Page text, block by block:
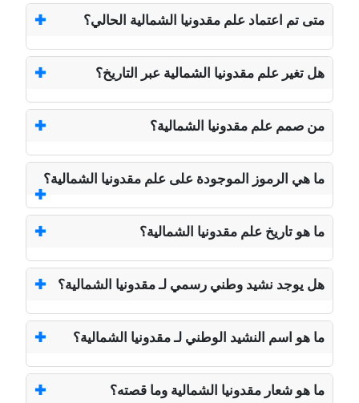
متى تم اعتماد علم مقدونيا الشمالية الحالي؟
هل تغير علم مقدونيا الشمالية عبر التاريخ؟
من صمم علم مقدونيا الشمالية؟
ما هي الرموز الموجودة على علم مقدونيا الشمالية؟
ما هو تاريخ علم مقدونيا الشمالية؟
هل يوجد نشيد وطني رسمي لـ مقدونيا الشمالية؟
ما هو اسم النشيد الوطني لـ مقدونيا الشمالية؟
ما هو شعار مقدونيا الشمالية وما قصته؟